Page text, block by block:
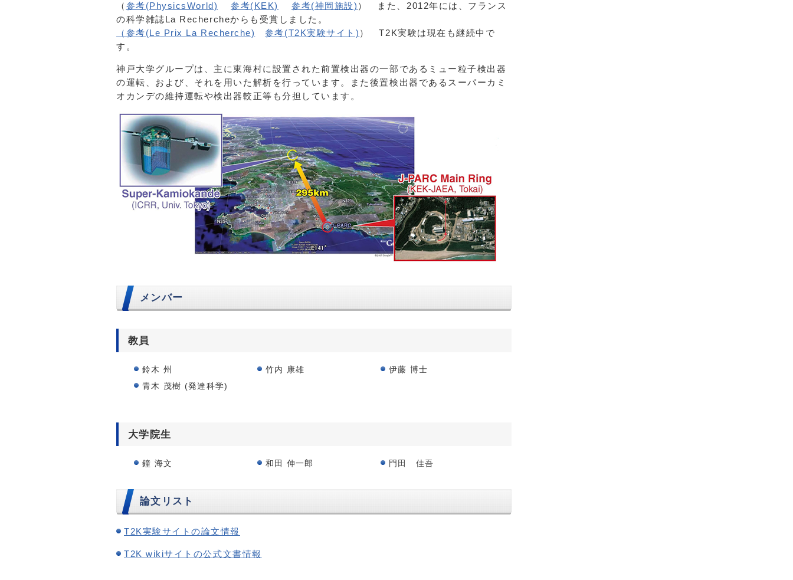
（ 参考(PhysicsWorld) 参考(KEK) 参考(神岡施設) ） また、2012年には、フランス
の科学雑誌La Rechercheからも受賞しました。
（参考(Le Prix La Recherche)
参考(T2K実験サイト) ） T2K実験は現在も継続中で
す。
神戸大学グループは、主に東海村に設置された前置検出器の一部であるミュー粒子検出器
の運転、および、それを用いた解析を行っています。また後置検出器であるスーパーカミ
オカンデの維持運転や検出器較正等も分担しています。
メンバー
教員
鈴木 州 竹内 康雄
伊藤 博士
青木 茂樹 (発達科学)
大学院生
鐘 海文 和田 伸一郎 門田 佳吾
論文リスト
T2K実験サイトの論文情報
T2K wikiサイトの公式文書情報